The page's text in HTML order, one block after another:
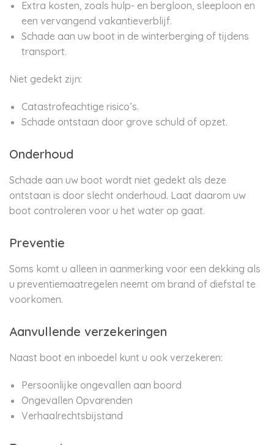
Extra kosten, zoals hulp- en bergloon, sleeploon en
een vervangend vakantieverblijf.
Schade aan uw boot in de winterberging of tijdens
transport.
Niet gedekt zijn:
Catastrofeachtige risico’s.
Schade ontstaan door grove schuld of opzet.
Onderhoud
Schade aan uw boot wordt niet gedekt als deze
ontstaan is door slecht onderhoud. Laat daarom uw
boot controleren voor u het water op gaat.
Preventie
Soms komt u alleen in aanmerking voor een dekking als
u preventiemaatregelen neemt om brand of diefstal te
voorkomen.
Aanvullende verzekeringen
Naast boot en inboedel kunt u ook verzekeren:
Persoonlijke ongevallen aan boord
Ongevallen Opvarenden
Verhaalrechtsbijstand